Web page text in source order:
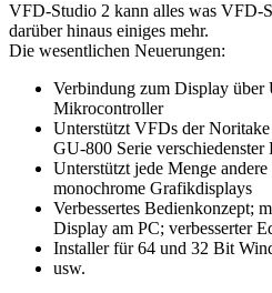
VFD-Studio 2 kann alles was VFD-
darüber hinaus einiges mehr.
Die wesentlichen Neuerungen:
Verbindung zum Display
Mikrocontroller
Unterstützt VFDs der
GU-800 Serie verschiedenster
Unterstützt jede Menge
monochrome Grafikdisplays
Verbessertes Bedienkonzept;
Display am PC; verbesserter
Installer für 64 und 32 Bit
usw.